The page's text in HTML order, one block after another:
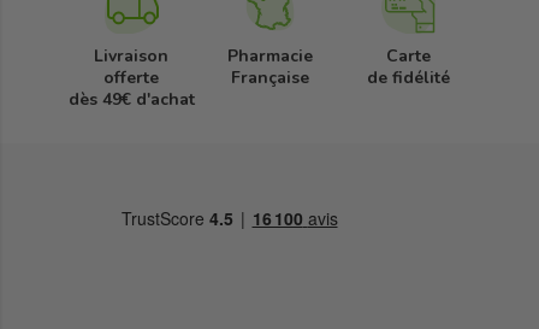
Livraison
offerte
dès 49€ d'achat
Pharmacie
Française
Carte
de fidélité